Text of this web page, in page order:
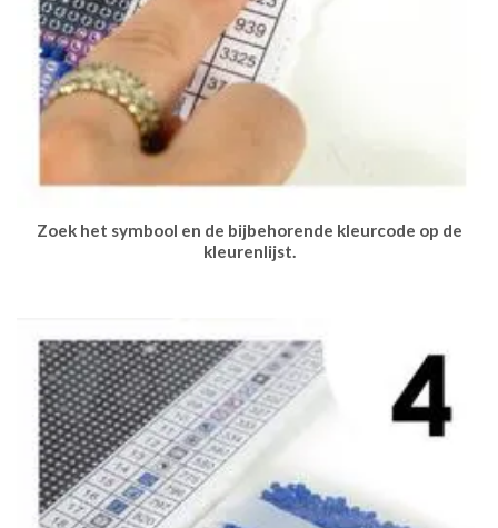
Zoek het symbool en de bijbehorende kleurcode op de
kleurenlijst.